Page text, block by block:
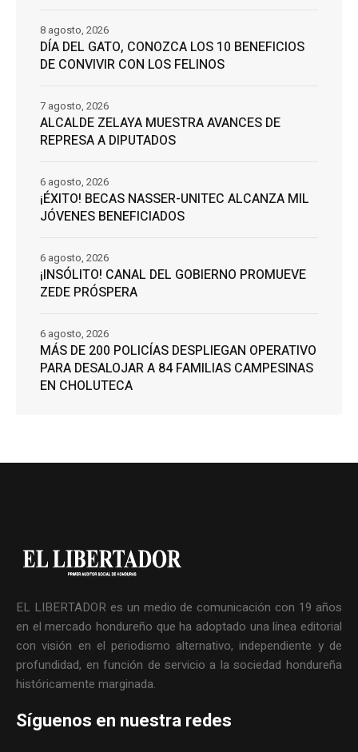
DÍA DEL GATO, CONOZCA LOS 10 BENEFICIOS
DE CONVIVIR CON LOS FELINOS
8 agosto, 2026
ALCALDE ZELAYA MUESTRA AVANCES DE
REPRESA A DIPUTADOS
7 agosto, 2026
¡ÉXITO! BECAS NASSER-UNITEC ALCANZA MIL
JÓVENES BENEFICIADOS
6 agosto, 2026
¡INSÓLITO! CANAL DEL GOBIERNO PROMUEVE
ZEDE PRÓSPERA
6 agosto, 2026
MÁS DE 200 POLICÍAS DESPLIEGAN OPERATIVO
PARA DESALOJAR A 84 FAMILIAS CAMPESINAS
EN CHOLUTECA
6 agosto, 2026
EL LIBERTADOR es un medio de comunicación con 19 años
en el mercado hondureño que ha adoptado una línea editorial
con visión en el periodismo alternativo, independiente y de
profundidad, en función de servicio a la sociedad hondureña
históricamente marginada.
Síguenos en nuestra redes